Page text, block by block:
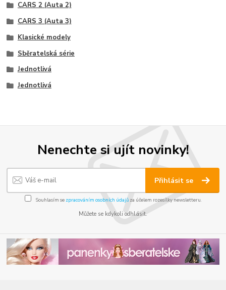
CARS 2 (Auta 2)
CARS 3 (Auta 3)
Klasické modely
Sběratelská série
Jednotlivá
Jednotlivá
Nenechte si ujít novinky!
Přihlásit se
Souhlasím se zpracováním osobních údajůza účelem rozesílky newsletteru.
Můžete se kdykoli odhlásit.